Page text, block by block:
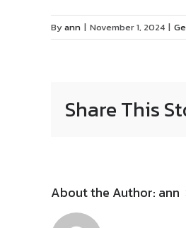
Byann | November 1, 2024 |
Share This
About the Author: ann